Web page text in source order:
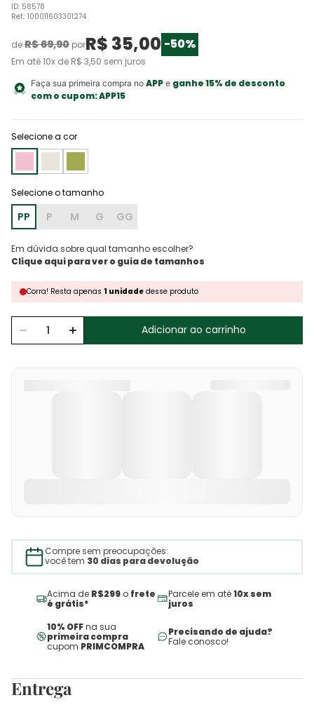
ID: 58578
Ref.: 100011603301274
deR$69,90 porR$ 35,00 -50%
Em até10x de R$ 3,50 sem juros
Faça sua primeira compra no APPe ganhe 15% de desconto
com o cupom:APP15
Selecione a cor
PP P M G GG
Em dúvida sobre qual tamanho escolher?
Corra! Resta apenas 1 unidade desse produto
Adicionar ao carrinho
Compre sem preocupações:
você tem 30 dias para devolução
Acima de R$299 o frete
é grátis*
Parcele em até10x sem
juros
10% OFFna sua
primeira compra
cupom PRIMCOMPRA
Precisando de ajuda?
Fale conosco!
Entrega